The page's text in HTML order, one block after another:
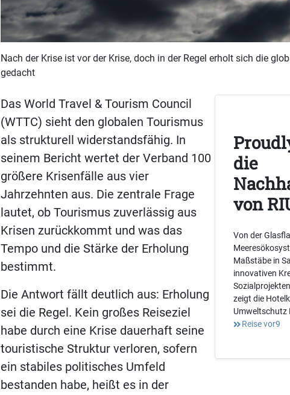
Nach der Krise ist vor der Krise, doch in der Regel erholt sich die
gedacht
die
von
Von der
Maßstäbe in
innovativen
zeigt die
Umweltschutz
Reise vor9
Das World Travel & Tourism Council
(WTTC) sieht den globalen Tourismus
als strukturell widerstandsfähig. In
seinem Bericht wertet der Verband 100
größere Krisenfälle aus vier
Jahrzehnten aus. Die zentrale Frage
lautet, ob Tourismus zuverlässig aus
Krisen zurückkommt und was das
Tempo und die Stärke der Erholung
bestimmt.
Die Antwort fällt deutlich aus: Erholung
sei die Regel. Kein großes Reiseziel
habe durch eine Krise dauerhaft seine
touristische Struktur verloren, sofern
ein stabiles politisches Umfeld
bestanden habe, heißt es in der